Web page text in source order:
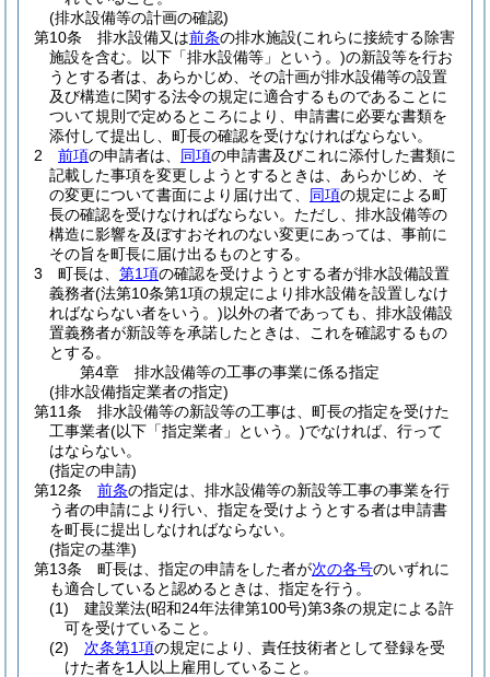
(排水設備等の計画の確認)
第10条
排水設備又は前条の排水施設(これらに接続する除害
施設を含む。以下「排水設備等」という。)の新設等を行お
うとする者は、あらかじめ、その計画が排水設備等の設置
及び構造に関する法令の規定に適合するものであることに
ついて規則で定めるところにより、申請書に必要な書類を
添付して提出し、町長の確認を受けなければならない。
2
前項の申請者は、 同項の申請書及びこれに添付した書類に
記載した事項を変更しようとするときは、あらかじめ、そ
の変更について書面により届け出て、 同項の規定による町
長の確認を受けなければならない。 ただし、排水設備等の
構造に影響を及ぼすおそれのない変更にあっては、事前に
その旨を町長に届け出るものとする。
3
町長は、 第1項の確認を受けようとする者が排水設備設置
義務者(法第10条第1項の規定により排水設備を設置しなけ
ればならない者をいう。)以外の者であっても、排水設備設
置義務者が新設等を承諾したときは、これを確認するもの
とする。
第4章
排水設備等の工事の事業に係る指定
(排水設備指定業者の指定)
第11条
排水設備等の新設等の工事は、町長の指定を受けた
工事業者(以下「指定業者」という。)でなければ、行って
はならない。
(指定の申請)
第12条
前条の指定は、排水設備等の新設等工事の事業を行
う者の申請により行い、指定を受けようとする者は申請書
を町長に提出しなければならない。
(指定の基準)
第13条
町長は、指定の申請をした者が次の各号のいずれに
も適合していると認めるときは、指定を行う。
(1)
建設業法(昭和24年法律第100号)第3条の規定による許
可を受けていること。
(2)
次条第1項の規定により、責任技術者として登録を受
けた者を1人以上雇用していること。